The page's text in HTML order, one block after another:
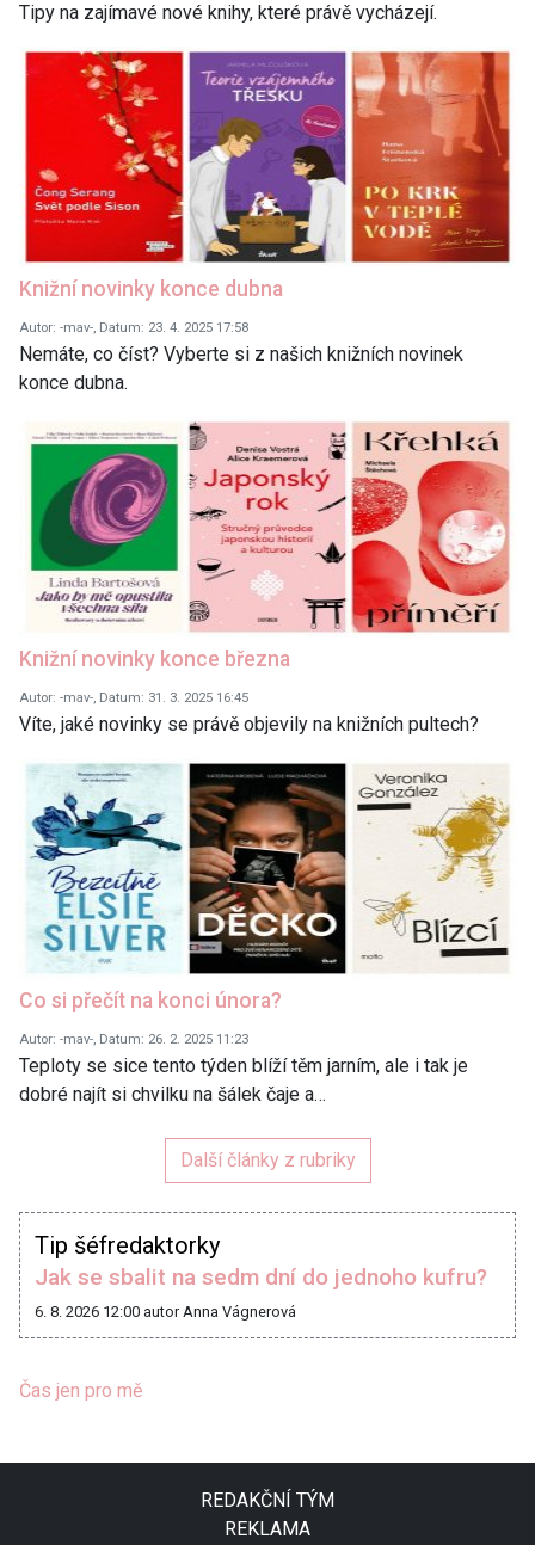
Tipy na zajímavé nové knihy, které právě vycházejí.
Knižní novinky konce dubna
Autor: -mav-, Datum: 23. 4. 2025 17:58
Nemáte, co číst? Vyberte si z našich knižních novinek
konce dubna.
Knižní novinky konce března
Autor: -mav-, Datum: 31. 3. 2025 16:45
Víte, jaké novinky se právě objevily na knižních pultech?
Co si přečít na konci února?
Autor: -mav-, Datum: 26. 2. 2025 11:23
Teploty se sice tento týden blíží těm jarním, ale i tak je
dobré najít si chvilku na šálek čaje a…
Další články z rubriky
Tip šéfredaktorky
Jak se sbalit na sedm dní do jednoho kufru?
6. 8. 2026 12:00 autor Anna Vágnerová
Čas jen pro mě
REDAKČNÍ TÝM
REKLAMA